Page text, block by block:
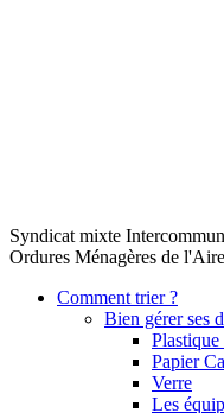
Syndicat mixte
Ordures Ménagères de
Comment trier ?
Bien gérer ses
Plastique
Papier
Verre
Les